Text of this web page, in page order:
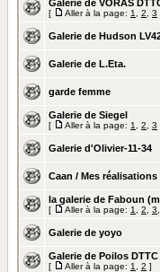
Galerie de VORAS
[ Aller à la page: 1 2 3
Galerie de Hudson
Galerie de L.Eta.
garde femme
Galerie de Siegel
[ Aller à la page: 1 2 3
Galerie d'Olivier-11-34
Caan / Mes réalisations
la galerie de Faboun
[ Aller à la page: 1 2 3
Galerie de yoyo
Galerie de Poilos DTTC
[ Aller à la page: 1 2 ]